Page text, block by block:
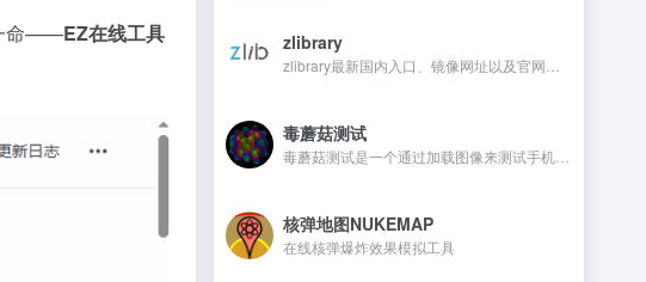
命——EZ在线工具
zlibrary
毒蘑菇测试
核弹地图NUKEMAP
在线核弹爆炸效果模拟工具